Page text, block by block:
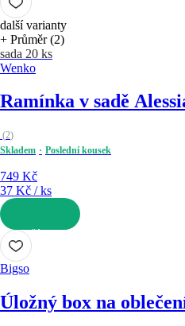
další varianty
+ Průměr (2)
sada 20 ks
Wenko
Ramínka v sadě
(2)
Skladem
Poslední kousek
749 Kč
37 Kč / ks
DO KOŠÍKU
Bigso
Úložný box na